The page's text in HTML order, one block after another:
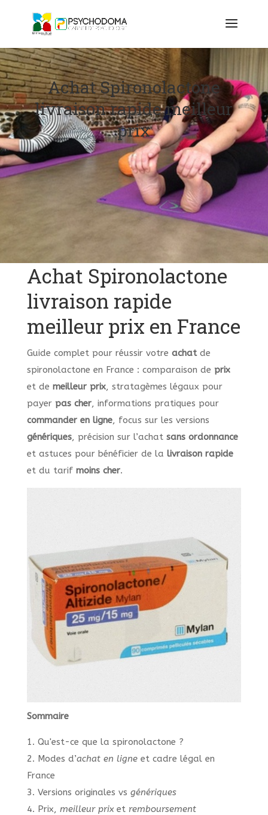
Achat Spironolactone
livraison rapide meilleur
prix
Achat Spironolactone
livraison rapide
meilleur prix en France
Guide complet pour réussir votre achatde
spironolactone en France : comparaison de prix
et de meilleur prix, stratagèmes légaux pour
payer pas cher, informations pratiques pour
commander en ligne, focus sur les versions
génériques, précision sur l’achat sans ordonnance
et astuces pour bénéficier de la livraison rapide
et du tarif moins cher.
Sommaire
1. Qu'est-ce que la spironolactone ?
2. Modes d’achat en ligneet cadre légal en
France
3. Versions originales vs génériques
4. Prix, meilleur prixet remboursement